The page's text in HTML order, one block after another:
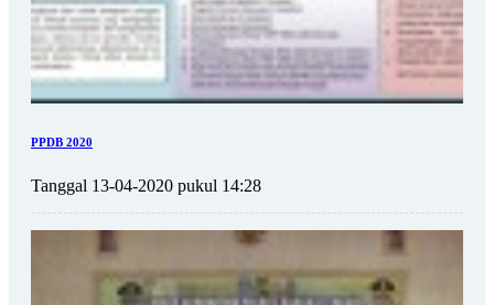
PPDB 2020
Tanggal 13-04-2020 pukul 14:28